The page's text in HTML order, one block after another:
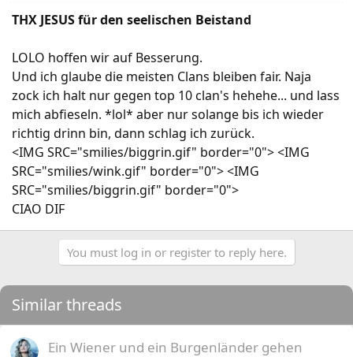
THX JESUS für den seelischen Beistand
LOLO hoffen wir auf Besserung.
Und ich glaube die meisten Clans bleiben fair. Naja
zock ich halt nur gegen top 10 clan's hehehe... und lass
mich abfieseln. *lol* aber nur solange bis ich wieder
richtig drinn bin, dann schlag ich zurück.
<IMG SRC="smilies/biggrin.gif" border="0"> <IMG
SRC="smilies/wink.gif" border="0"> <IMG
SRC="smilies/biggrin.gif" border="0">
CIAO DIF
You must log in or register to reply here.
Similar threads
Ein Wiener und ein Burgenländer gehen